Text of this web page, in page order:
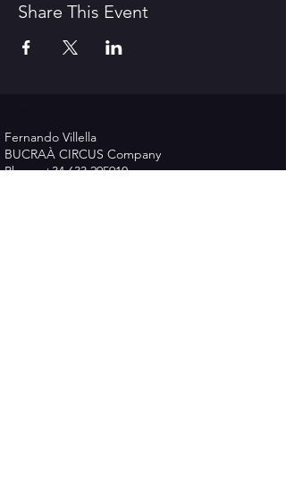
Share This Event
Fernando Villella
BUCRAÀ CIRCUS Company
Phone+34 633 295910